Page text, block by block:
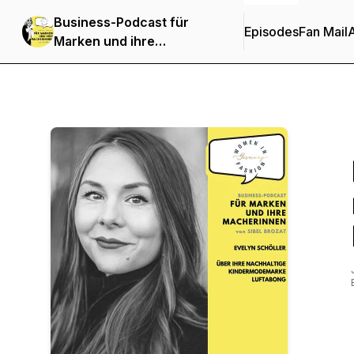
Business-Podcast für
Marken und ihre
Macherinnen
EpisodesFan Mail